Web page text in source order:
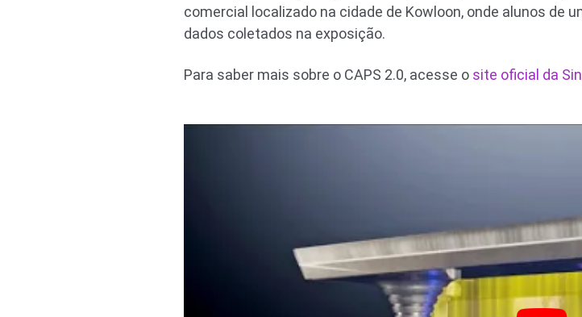
comercial localizado na cidade de Kowloon, onde alunos de
dados coletados na exposição.
Para saber mais sobre o CAPS 2.0, acesse o site oficial da